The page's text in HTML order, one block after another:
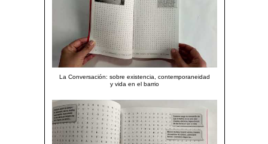
La Conversación: sobre existencia, contemporaneidad
y vida en el barrio